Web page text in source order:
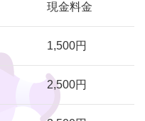
現金料金
1,500円
2,500円